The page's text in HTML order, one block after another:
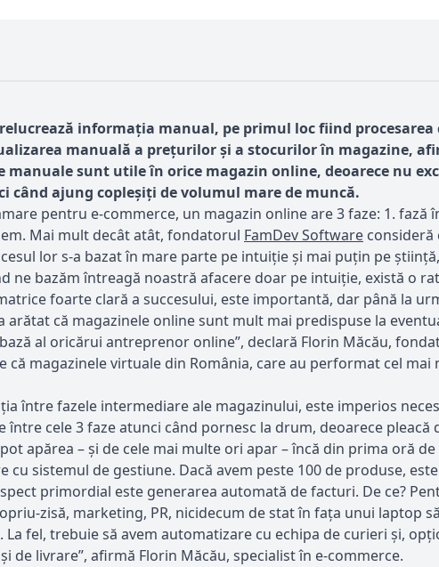
informația manual, pe primul loc fiind
manuală a prețurilor și a stocurilor în magazine,
manuale sunt utile în orice magazin online, deoarece nu
ajung copleșiți de volumul mare de muncă.
pentru e-commerce, un magazin online are 3 faze: 1. fază
Mai mult decât atât, fondatorul FamDev Software consideră
lor s-a bazat în mare parte pe intuiție și mai puțin pe
ne bazăm întreagă noastră afacere doar pe intuiție, există o
foarte clară a succesului, este importantă, dar până la
că magazinele online sunt mult mai predispuse la
al oricărui antreprenor online”, declară Florin Măcău,
magazinele virtuale din România, care au performat cel mai
între fazele intermediare ale magazinului, este imperios
cele 3 faze atunci când pornesc la drum, deoarece pleacă
apărea – și de cele mai multe ori apar – încă din prima oră
sistemul de gestiune. Dacă avem peste 100 de produse,
primordial este generarea automată de facturi. De ce?
zisă, marketing, PR, nicidecum de stat în fața unui laptop
fel, trebuie să avem automatizare cu echipa de curieri și,
livrare”, afirmă Florin Măcău, specialist în e-commerce.